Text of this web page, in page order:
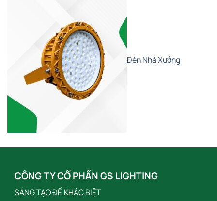
Đèn Nhà Xưởng
CÔNG TY CỔ PHẦN GS LIGHTING
SÁNG TẠO ĐỂ KHÁC BIỆT